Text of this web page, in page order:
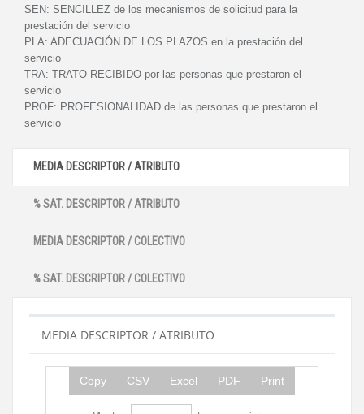
SEN: SENCILLEZ de los mecanismos de solicitud para la
prestación del servicio
PLA: ADECUACIÓN DE LOS PLAZOS en la prestación del
servicio
TRA: TRATO RECIBIDO por las personas que prestaron el
servicio
PROF: PROFESIONALIDAD de las personas que prestaron el
servicio
MEDIA DESCRIPTOR / ATRIBUTO
% SAT. DESCRIPTOR / ATRIBUTO
MEDIA DESCRIPTOR / COLECTIVO
% SAT. DESCRIPTOR / COLECTIVO
MEDIA DESCRIPTOR / ATRIBUTO
Copy CSV Excel PDF Print